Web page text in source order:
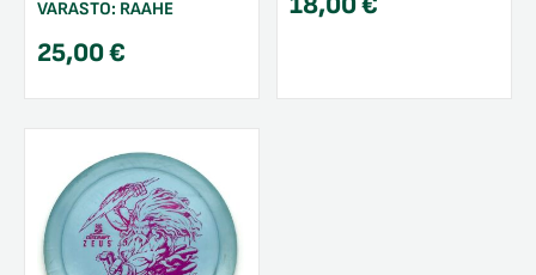
VARASTO: RAAHE
25,00€